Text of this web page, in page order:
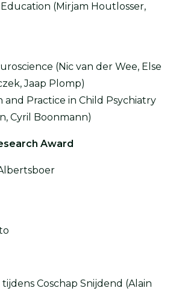
(Mirjam Houtlosser,
(Nic van der Wee, Else
Jaap Plomp)
and Practice in Child Psychiatry
Cyril Boonmann)
Award
Coschap Snijdend (Alain